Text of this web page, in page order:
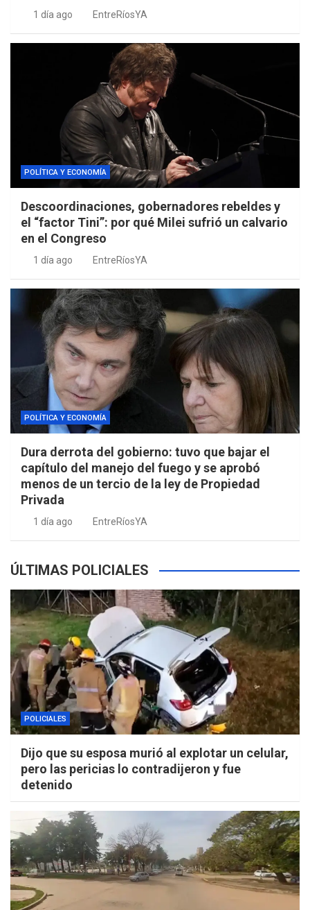
1 día ago EntreRíosYA
POLÍTICA Y ECONOMÍA
Descoordinaciones, gobernadores rebeldes y
el “factor Tini”: por qué Milei sufrió un calvario
en el Congreso
1 día ago EntreRíosYA
POLÍTICA Y ECONOMÍA
Dura derrota del gobierno: tuvo que bajar el
capítulo del manejo del fuego y se aprobó
menos de un tercio de la ley de Propiedad
Privada
1 día ago EntreRíosYA
ÚLTIMAS POLICIALES
POLICIALES
Dijo que su esposa murió al explotar un celular,
pero las pericias lo contradijeron y fue
detenido